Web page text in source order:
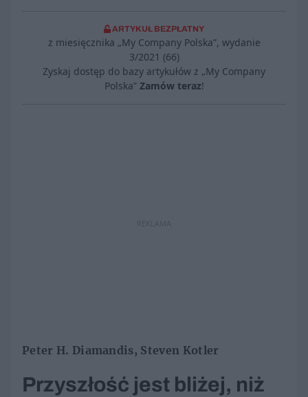
ARTYKUŁ BEZPŁATNY
z miesięcznika „My Company Polska”, wydanie
3/2021 (66)
Zyskaj dostęp do bazy artykułów z „My Company
Polska” Zamów teraz!
REKLAMA
Peter H. Diamandis, Steven Kotler
Przyszłość jest bliżej, niż